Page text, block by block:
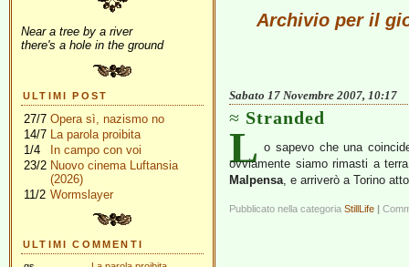
Near a tree by a river
there's a hole in the ground
ULTIMI POST
27/7 Opera sì, nazismo no
14/7 La parola proibita
1/4
In campo con voi
23/2 Nuovo cinema Luftansia
(2026)
11/2 Wormslayer
ULTIMI COMMENTI
Archivio per il
Sabato 17 Novembre 2007, 10:17
Stranded
L o sapevo che una
ovviamente siamo rimasti a
Malpensa, e arriverò a Torino
Pubblicato nella categoria StillLife |